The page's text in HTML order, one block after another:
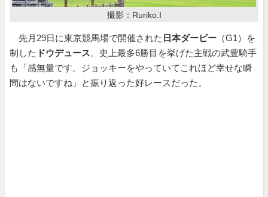
撮影：Ruriko.I
先月29日に東京競馬場で開催された 日本ダービー （G1）を
制した ドウデュース。史上最多6勝目を挙げた主戦の武豊騎手
も「感無量です。ジョッキーをやっていてこれほど幸せな瞬
間はないですね」と振り返った好レースだった。